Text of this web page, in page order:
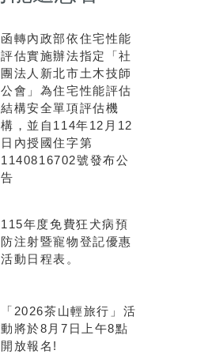
函轉內政部依住宅性能
評估實施辦法指定「社
團法人新北市土木技師
公會」為住宅性能評估
結構安全單項評估機
構，並自114年12月12
日內授國住字第
1140816702號發布公
告
115年度免費狂犬病預
防注射暨寵物登記優惠
活動日程表。
「2026茶山輕旅行」活
動將於8月7日上午8點
開放報名!